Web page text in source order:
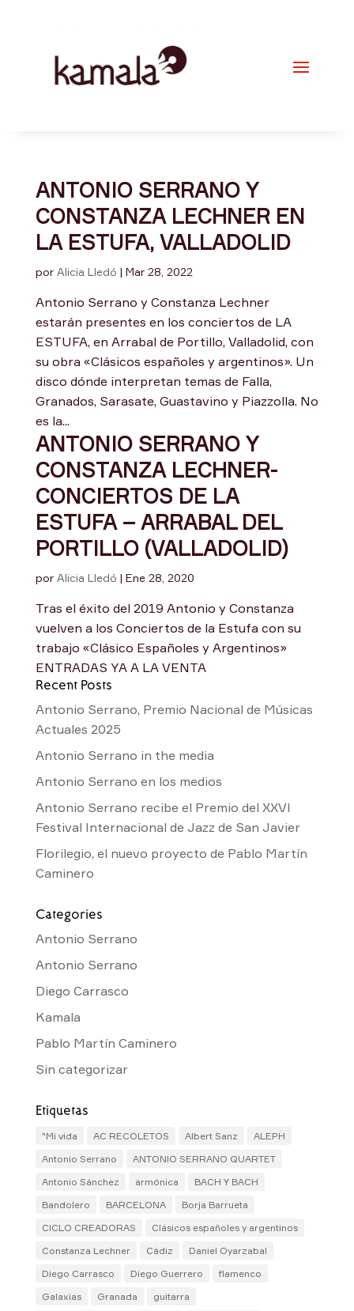
ANTONIO SERRANO Y
CONSTANZA LECHNER EN
LA ESTUFA, VALLADOLID
por Alicia Lledó | Mar 28, 2022
Antonio Serrano y Constanza Lechner
estarán presentes en los conciertos de LA
ESTUFA, en Arrabal de Portillo, Valladolid, con
su obra «Clásicos españoles y argentinos». Un
disco dónde interpretan temas de Falla,
Granados, Sarasate, Guastavino y Piazzolla. No
es la...
ANTONIO SERRANO Y
CONSTANZA LECHNER-
CONCIERTOS DE LA
ESTUFA – ARRABAL DEL
PORTILLO (VALLADOLID)
por Alicia Lledó | Ene 28, 2020
Tras el éxito del 2019 Antonio y Constanza
vuelven a los Conciertos de la Estufa con su
trabajo «Clásico Españoles y Argentinos»
ENTRADAS YA A LA VENTA
Recent Posts
Antonio Serrano, Premio Nacional de Músicas
Actuales 2025
Antonio Serrano in the media
Antonio Serrano en los medios
Antonio Serrano recibe el Premio del XXVI
Festival Internacional de Jazz de San Javier
Florilegio, el nuevo proyecto de Pablo Martín
Caminero
Categories
Antonio Serrano
Antonio Serrano
Diego Carrasco
Kamala
Pablo Martín Caminero
Sin categorizar
Etiquetas
"Mi vida AC RECOLETOS Albert Sanz
ALEPH
Antonio Serrano
ANTONIO SERRANO QUARTET
Antonio Sánchez
armónica
BACH Y BACH
Bandolero
BARCELONA
Borja Barrueta
CICLO CREADORAS
Clásicos españoles y argentinos
Constanza Lechner
Cádiz
Daniel Oyarzabal
Diego Carrasco
Diego Guerrero
flamenco
Galaxias
Granada
guitarra